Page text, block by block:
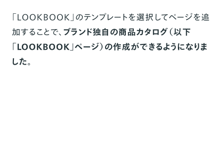
「LOOKBOOK」のテンプレートを選択してページを追
加することで、 ブランド独自の商品カタログ（以下
「LOOKBOOK」ページ）の作成ができるようになりま
した。